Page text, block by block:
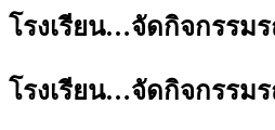
โรงเรียน…จัดกิจกรรม
โรงเรียน…จัดกิจกรรม